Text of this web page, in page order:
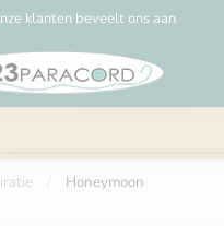
klanten beveelt ons aan
Honeymoon